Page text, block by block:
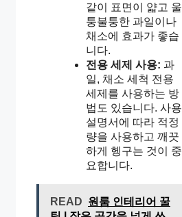
같이 표면이 얇고 울
퉁불퉁한 과일이나
채소에 효과가 좋습
니다.
전용 세제 사용: 과
일, 채소 세척 전용
세제를 사용하는 방
법도 있습니다. 사용
설명서에 따라 적정
량을 사용하고 깨끗
하게 헹구는 것이 중
요합니다.
READ 원룸 인테리어 꿀